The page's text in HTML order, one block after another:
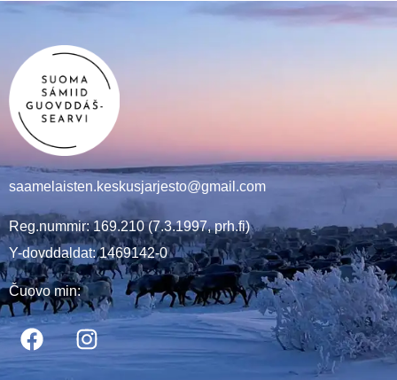
saamelaisten.keskusjarjesto@gmail.com
Reg.nummir: 169.210 (7.3.1997, prh.fi)
Y-dovddaldat: 1469142-0
Čuovo min: